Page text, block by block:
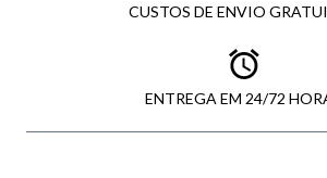
CUSTOS DE ENVIO
ENTREGA EM 24/72